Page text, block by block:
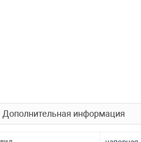
Дополнительная информация